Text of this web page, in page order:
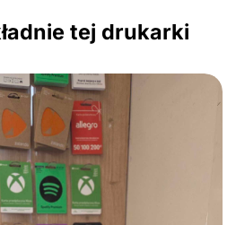
tej drukarki